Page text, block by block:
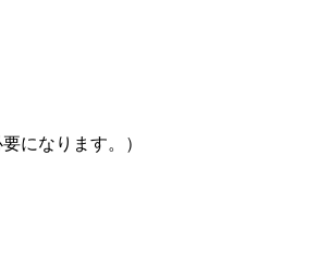
になります。）